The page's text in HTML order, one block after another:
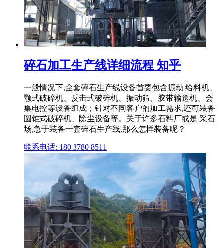
碎石加工生产线详细流程 知乎
一般情况下,全套碎石生产线设备首要包含振动 给料机、
颚式破碎机、反击式破碎机、振动筛、胶带输送机、会
集电控等设备组成；针对不同客户的加工需求,还可装备
圆锥式破碎机、除尘设备等。关于许多石料厂或是 采石
场,急于装备一套碎石生产线,那么怎样装备呢？
联系电话: 180 3780 8511